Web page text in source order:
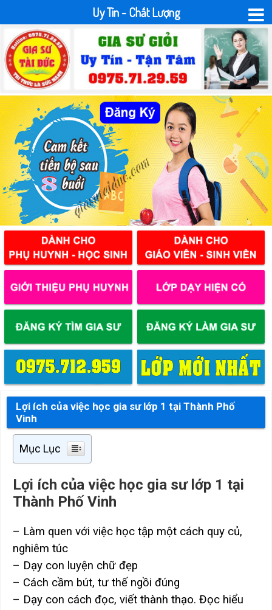
Lợi ích của việc học gia sư lớp 1 tại Thành Phố
Vinh
Mục Lục
Lợi ích của việc học gia sư lớp 1 tại
Thành Phố Vinh
– Làm quen với việc học tập một cách quy củ,
nghiêm túc
– Dạy con luyện chữ đẹp
– Cách cầm bút, tư thế ngồi đúng
– Dạy con cách đọc, viết thành thạo. Đọc hiểu
Uy Tín - Chất Lượng